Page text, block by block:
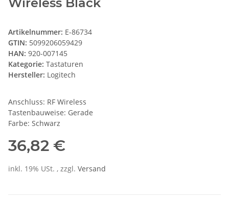
Artikelnummer: E-86734
GTIN: 5099206059429
HAN: 920-007145
Kategorie: Tastaturen
Hersteller: Logitech
Anschluss: RF Wireless
Tastenbauweise: Gerade
Farbe: Schwarz
36,82 €
inkl. 19% USt. , zzgl. Versand